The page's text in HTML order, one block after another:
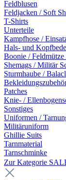
Feldblusen
Feldjacken / Soft
T-Shirts
Unterteile
Kampfhose /
Hals- und
Boonie / Feldmütze
Shemags / Militär
Sturmhaube /
Patches
Knie- /
Sonstiges
Uniformen /
Militäruniform
Ghillie Suits
Tarnmaterial
Tarnschminke
Zur Kategorie